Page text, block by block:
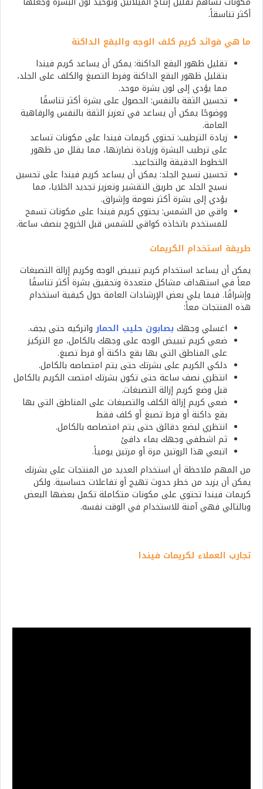
أكثر تناسقاً.
ما هي فوائد كريم كلف الوجه والبقع الداكنة
تقليل ظهور البقع الداكنة: يمكن أن يساعد كريم فيندا
بتقليل ظهور البقع الداكنة وفرط التصبغ والكلف على الجلد،
مما يؤدي إلى لون بشرة موحد.
تحسين الثقة بالنفس: الحصول على بشرة أكثر تناسقًا
ووضوحًا يمكن أن يساعد في تعزيز الثقة بالنفس والرفاهية
العامة.
زيادة الترطيب: تحتوي كريمات فيندا على مكونات تساعد
على ترطيب البشرة وزيادة نضارتها، مما يقلل من ظهور
الخطوط الدقيقة والتجاعيد.
تحسين نسيج الجلد: يمكن أن يساعد كريم فيندا على تحسين
نسيج الجلد عن طريق التقشير وتعزيز تجديد الخلايا، مما
يؤدي إلى بشرة أكثر نعومة وإشراق.
واقي من الشمس: يحتوي كريم فيندا على مكونات تسمح
للمستخدم باتخاذه كواقي للشمس قبل الخروج بنصف ساعة.
طريقة استخدام الكريمات
يمكن أن يساعد استخدام كريم تبييض الوجه وكريم إزالة التصبغات
معاً في استهداف مشاكل متعددة وتحقيق بشرة أكثر تناسقًا
وإشراقًا. فيما يلي بعض الإرشادات العامة حول كيفية استخدام
هذه المنتجات معاً:
اغسلي وجهك بصابون حليب الحمارواتركيه حتى يجف.
ضعي كريم تبييض الوجه على وجهك بالكامل، مع التركيز
على المناطق التي بها بقع داكنة أو فرط تصبغ.
دلكي الكريم على بشرتك حتى يتم امتصاصه بالكامل.
انتظري نصف ساعة حتى تكون بشرتك امتصت الكريم بالكامل
قبل وضع كريم إزالة التصبغات.
ضعي كريم إزالة الكلف والتصبغات على المناطق التي بها
بقع داكنة أو فرط تصبغ أو كلف فقط
انتظري لبضع دقائق حتى يتم امتصاصه بالكامل.
ثم اشطفي وجهك بماء دافئ
اتبعي هذا الروتين مرة أو مرتين يومياً.
من المهم ملاحظة أن استخدام العديد من المنتجات على بشرتك
يمكن أن يزيد من خطر حدوث تهيج أو تفاعلات حساسية. ولكن
كريمات فيندا تحتوي على مكونات متكاملة تكمل بعضها البعض
وبالتالي فهي آمنة للاستخدام في الوقت نفسه.
تجارب العملاء لكريمات فيندا